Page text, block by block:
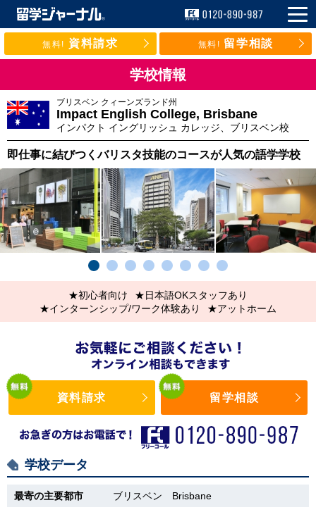
無料! 資料請求 無料! 留学相談
学校情報
ブリスベン クィーンズランド州
Impact English College, Brisbane
インパクト イングリッシュ カレッジ、ブリスベン校
即仕事に結びつくバリスタ技能のコースが人気の語学学校
★初心者向け
★日本語OKスタッフあり
★インターンシップ/ワーク体験あり
★アットホーム
資料請求 留学相談
学校データ
最寄の主要都市
ブリスベン Brisbane